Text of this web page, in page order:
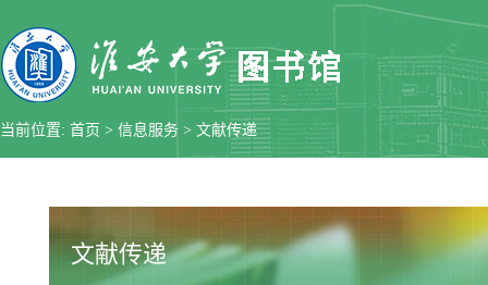
当前位置: 首页 > 信息服务 > 文献传递
文献传递